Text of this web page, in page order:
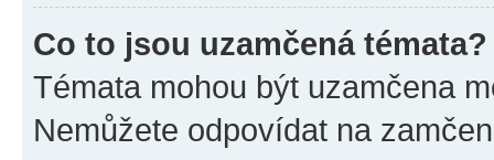
Co to jsou uzamčená témata?
Témata mohou být uzamčena
Nemůžete odpovídat na